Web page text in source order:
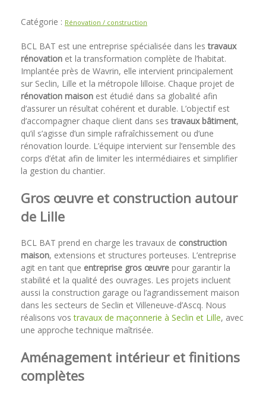
Catégorie : Rénovation / construction
BCL BAT est une entreprise spécialisée dans lestravaux
rénovation et la transformation complète de l’habitat.
Implantée près de Wavrin, elle intervient principalement
sur Seclin, Lille et la métropole lilloise. Chaque projet de
rénovation maison est étudié dans sa globalité afin
d’assurer un résultat cohérent et durable. L’objectif est
d’accompagner chaque client dans sestravaux bâtiment,
qu’il s’agisse d’un simple rafraîchissement ou d’une
rénovation lourde. L’équipe intervient sur l’ensemble des
corps d’état afin de limiter les intermédiaires et simplifier
la gestion du chantier.
Gros œuvre et construction autour
de Lille
BCL BAT prend en charge les travaux de construction
maison, extensions et structures porteuses. L’entreprise
agit en tant que entreprise gros œuvre pour garantir la
stabilité et la qualité des ouvrages. Les projets incluent
aussi la construction garage ou l’agrandissement maison
dans les secteurs de Seclin et Villeneuve-d’Ascq. Nous
réalisons vostravaux de maçonnerie à Seclin et Lille, avec
une approche technique maîtrisée.
Aménagement intérieur et finitions
complètes